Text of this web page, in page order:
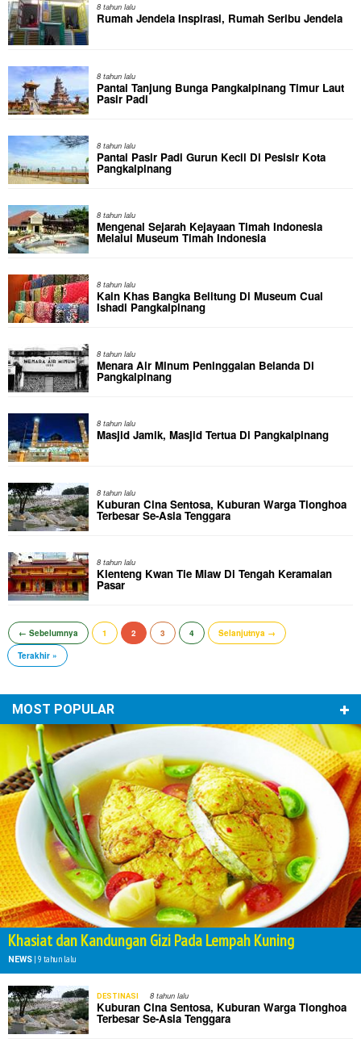
8 tahun lalu
Rumah Jendela Inspirasi, Rumah Seribu Jendela
8 tahun lalu
Pantai Tanjung Bunga Pangkalpinang Timur Laut
Pasir Padi
8 tahun lalu
Pantai Pasir Padi Gurun Kecil Di Pesisir Kota
Pangkalpinang
8 tahun lalu
Mengenal Sejarah Kejayaan Timah Indonesia
Melalui Museum Timah Indonesia
8 tahun lalu
Kain Khas Bangka Belitung Di Museum Cual
Ishadi Pangkalpinang
8 tahun lalu
Menara Air Minum Peninggalan Belanda Di
Pangkalpinang
8 tahun lalu
Masjid Jamik, Masjid Tertua Di Pangkalpinang
8 tahun lalu
Kuburan Cina Sentosa, Kuburan Warga Tionghoa
Terbesar Se-Asia Tenggara
8 tahun lalu
Klenteng Kwan Tie Miaw Di Tengah Keramaian
Pasar
← Sebelumnya 1 2 3 4
Selanjutnya →
Terakhir »
MOST POPULAR
Khasiat dan Kandungan Gizi Pada Lempah Kuning
NEWS | 9 tahun lalu
DESTINASI 8 tahun lalu
Kuburan Cina Sentosa, Kuburan Warga Tionghoa
Terbesar Se-Asia Tenggara